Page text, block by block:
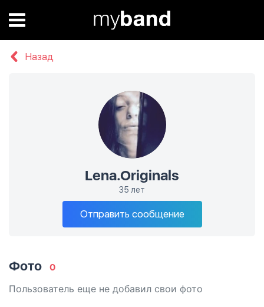
Назад
Lena.Originals
35 лет
Отправить сообщение
Фото 0
Пользователь еще не добавил свои фото